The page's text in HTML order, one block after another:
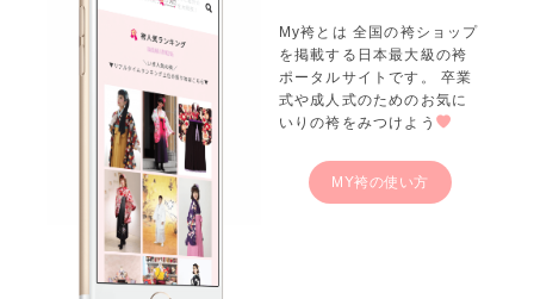
My袴とは 全国の袴ショップ
を掲載する日本最大級の袴
ポータルサイトです。 卒業
式や成人式のためのお気に
いりの袴をみつけよう
MY袴の使い方